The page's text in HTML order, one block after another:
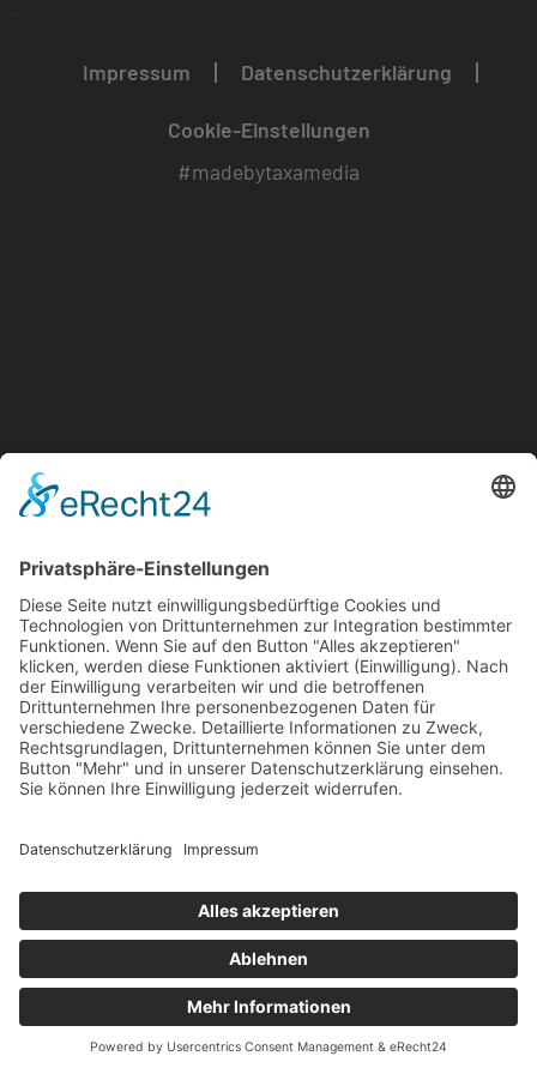
Impressum Datenschutzerklärung
Cookie-Einstellungen
#madebytaxamedia